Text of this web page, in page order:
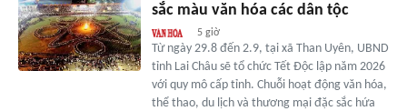
sắc màu văn hóa các dân tộc
5 giờ
Từ ngày 29.8 đến 2.9, tại xã Than Uyên, UBND
tỉnh Lai Châu sẽ tổ chức Tết Độc lập năm 2026
với quy mô cấp tỉnh. Chuỗi hoạt động văn hóa,
thể thao, du lịch và thương mại đặc sắc hứa